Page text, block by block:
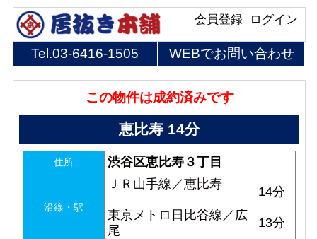
ログイン
会員登録
Tel.03-6416-1505 WEBでお問い合わせ
この物件は成約済みです
恵比寿 14分
住所 渋谷区恵比寿３丁目
沿線・駅
ＪＲ山手線／恵比寿
東京メトロ日比谷線／広
尾
14分
13分